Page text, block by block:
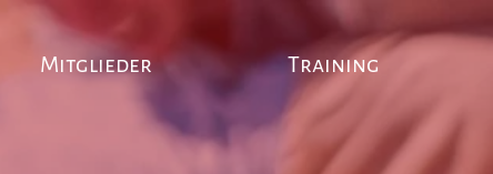
Mitglieder Training